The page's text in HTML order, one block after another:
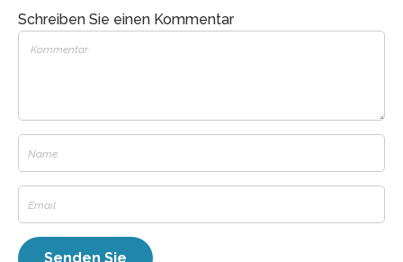
Schreiben Sie einen Kommentar